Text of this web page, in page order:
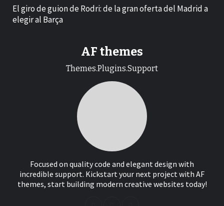
El giro de guion de Rodri: de la gran oferta del Madrid a
elegir al Barça
AF themes
Themes.Plugins.Support
Focused on quality code and elegant design with
incredible support. Kickstart your next project with AF
themes, start building modern creative websites today!